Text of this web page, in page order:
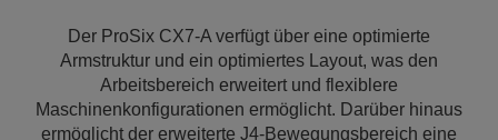
Der ProSix CX7-A verfügt über eine optimierte
Armstruktur und ein optimiertes Layout, was den
Arbeitsbereich erweitert und flexiblere
Maschinenkonfigurationen ermöglicht. Darüber hinaus
ermöglicht der erweiterte J4-Bewegungsbereich eine